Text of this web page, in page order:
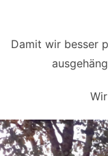
Damit wir besser